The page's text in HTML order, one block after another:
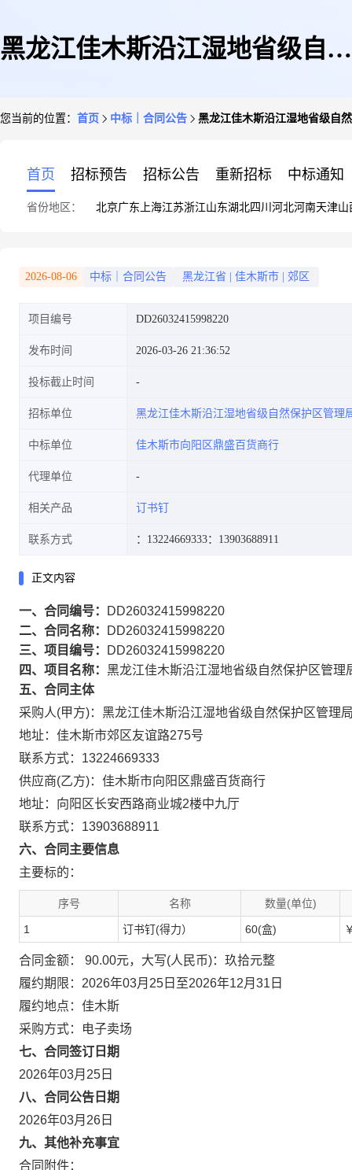
黑龙江佳木斯沿江湿地省级自然
同公告
您当前的位置： 首页 中标｜合同公告 黑龙江佳木斯沿江湿地省级自
首页 招标预告 招标公告 重新招标 中标通知
省份地区： 北京广东 上海江苏浙江山东湖北四川 河北河南天津山
2026-08-06 中标｜合同公告 黑龙江省 佳木斯市 郊区
项目编号 DD26032415998220
发布时间 2026-03-26 21:36:52
投标截止时间
招标单位 黑龙江佳木斯沿江湿地省级自然保护区管理
中标单位 佳木斯市向阳区鼎盛百货商行
代理单位
相关产品 订书钉
联系方式 ：13224669333：13903688911
正文内容
一、合同编号：
DD26032415998220
二、合同名称：
DD26032415998220
三、项目编号：
DD26032415998220
四、项目名称： 黑龙江佳木斯沿江湿地省级自然保护区管理
五、合同主体
采购人(甲方)：黑龙江佳木斯沿江湿地省级自然保护区管理
地址：佳木斯市郊区友谊路275号
联系方式：13224669333
供应商(乙方)：佳木斯市向阳区鼎盛百货商行
地址：向阳区长安西路商业城2楼中九厅
联系方式：13903688911
六、合同主要信息
主要标的：
序号 名称 数量(单位)
1 订书钉(得力） 60(盒)
合同金额： 90.00元，大写(人民币)：玖拾元整
履约期限：2026年03月25日至2026年12月31日
履约地点：佳木斯
采购方式：电子卖场
七、合同签订日期
2026年03月25日
八、合同公告日期
2026年03月26日
九、其他补充事宜
合同附件：